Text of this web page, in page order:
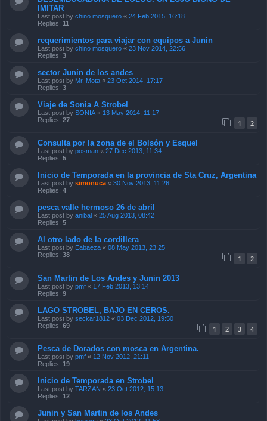
requerimientos para viajar con equipos a Junin
Last post by chino mosquero « 23 Nov 2014, 22:56
Replies: 3
sector Junín de los andes
Last post by Mr. Mota«23 Oct 2014, 17:17
Replies: 3
Viaje de Sonia A Strobel
Last post by SONIA«13 May 2014, 11:17
Replies: 27
Consulta por la zona de el Bolsón y Esquel
Last post by
Inicio de Temporada en la provincia de Sta Cruz, Argentina
Last post by simonuca« 30 Nov 2013, 11:26
Replies: 4
pesca valle hermoso 26 de abril
Last post by anibal«25 Aug 2013, 08:42
Replies: 5
Al otro lado de la cordillera
Last post by Eabaeza«08 May 2013, 23:25
Replies: 38
San Martin de Los Andes y Junin 2013
Last post by
LAGO STROBEL, BAJO EN CEROS.
Last post by seckar1812«03 Dec 2012, 19:50
Replies: 69
Pesca de Dorados con mosca en Argentina.
Last post by
Inicio de Temporada en Strobel
Last post by TARZAN «23 Oct 2012, 15:13
Replies: 12
Junin y San Martin de los Andes
Last post by benjuca«23 Oct 2012, 11:58
Replies: 25